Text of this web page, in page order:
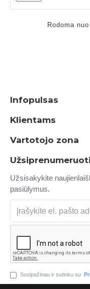
Rodoma
Infopulsas
Klientams
Vartotojo zona
Užsisakykite
pasiūlymus.
Susipažinau ir sutinku su